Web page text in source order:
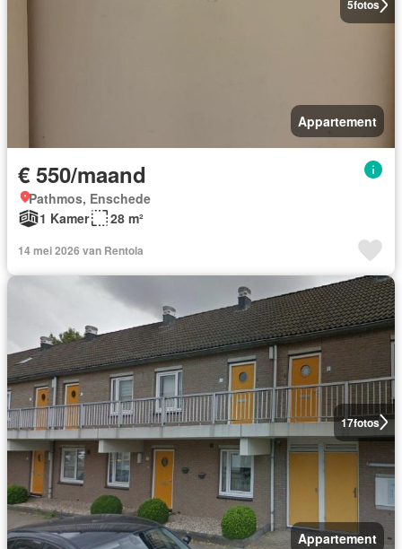
5fotos
Appartement
€ 550/maand
Pathmos, Enschede
1 Kamer
28 m²
14 mei 2026 van Rentola
17fotos
Appartement